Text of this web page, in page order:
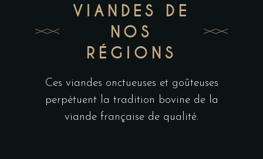
VIANDES DE
NOS
RÉGIONS
Ces viandes onctueuses et goûteuses
perpétuent la tradition bovine de la
viande française de qualité.